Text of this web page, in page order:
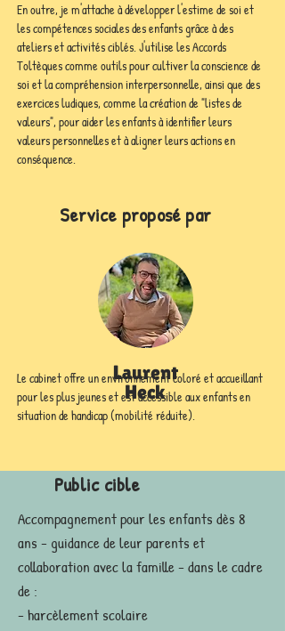
En outre, je m'attache à développer l'estime de soi et
les compétences sociales des enfants grâce à des
ateliers et activités ciblés. J'utilise les Accords
Toltèques comme outils pour cultiver la conscience de
soi et la compréhension interpersonnelle, ainsi que des
exercices ludiques, comme la création de "listes de
valeurs", pour aider les enfants à identifier leurs
valeurs personnelles et à aligner leurs actions en
conséquence.
Le cabinet offre un environnement coloré et accueillant
pour les plus jeunes et est accessible aux enfants en
situation de handicap (mobilité réduite).
Service proposé par
Laurent
Heck
Public cible
Accompagnement pour les enfants dès 8
ans - guidance de leur parents et
collaboration avec la famille - dans le cadre
de :
- harcèlement scolaire